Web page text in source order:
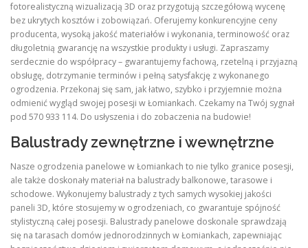
fotorealistyczną wizualizacją 3D oraz przygotują szczegółową wycenę
bez ukrytych kosztów i zobowiązań. Oferujemy konkurencyjne ceny
producenta, wysoką jakość materiałów i wykonania, terminowość oraz
długoletnią gwarancję na wszystkie produkty i usługi. Zapraszamy
serdecznie do współpracy – gwarantujemy fachową, rzetelną i przyjazną
obsługę, dotrzymanie terminów i pełną satysfakcję z wykonanego
ogrodzenia. Przekonaj się sam, jak łatwo, szybko i przyjemnie można
odmienić wygląd swojej posesji w Łomiankach. Czekamy na Twój sygnał
pod 570 933 114. Do usłyszenia i do zobaczenia na budowie!
Balustrady zewnętrzne i wewnętrzne
Nasze ogrodzenia panelowe w Łomiankach to nie tylko granice posesji,
ale także doskonały materiał na balustrady balkonowe, tarasowe i
schodowe. Wykonujemy balustrady z tych samych wysokiej jakości
paneli 3D, które stosujemy w ogrodzeniach, co gwarantuje spójność
stylistyczną całej posesji. Balustrady panelowe doskonale sprawdzają
się na tarasach domów jednorodzinnych w Łomiankach, zapewniając